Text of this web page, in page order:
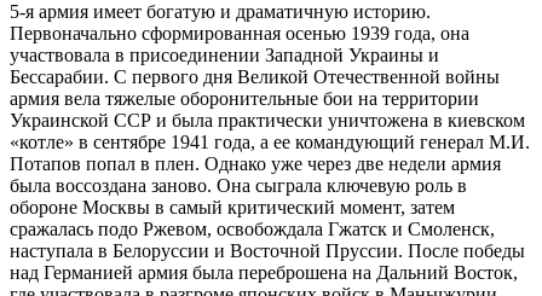
5-я армия имеет богатую и драматичную историю.
Первоначально сформированная осенью 1939 года, она
участвовала в присоединении Западной Украины и
Бессарабии. С первого дня Великой Отечественной войны
армия вела тяжелые оборонительные бои на территории
Украинской ССР и была практически уничтожена в киевском
«котле» в сентябре 1941 года, а ее командующий генерал М.И.
Потапов попал в плен. Однако уже через две недели армия
была воссоздана заново. Она сыграла ключевую роль в
обороне Москвы в самый критический момент, затем
сражалась подо Ржевом, освобождала Гжатск и Смоленск,
наступала в Белоруссии и Восточной Пруссии. После победы
над Германией армия была переброшена на Дальний Восток,